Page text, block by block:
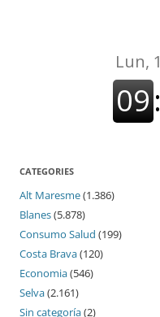
CATEGORIES
Alt Maresme(1.386)
Blanes(5.878)
Consumo Salud (199)
Costa Brava(120)
Economia(546)
Selva(2.161)
Sin categoría(2)